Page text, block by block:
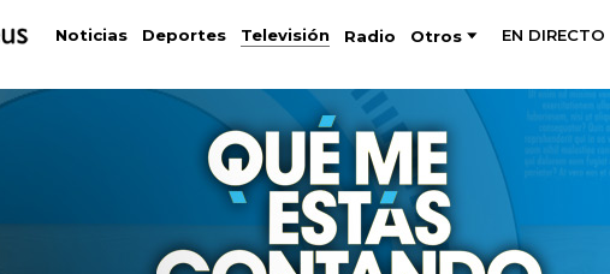
Noticias Deportes Televisión Radio Otros EN DIRECTO